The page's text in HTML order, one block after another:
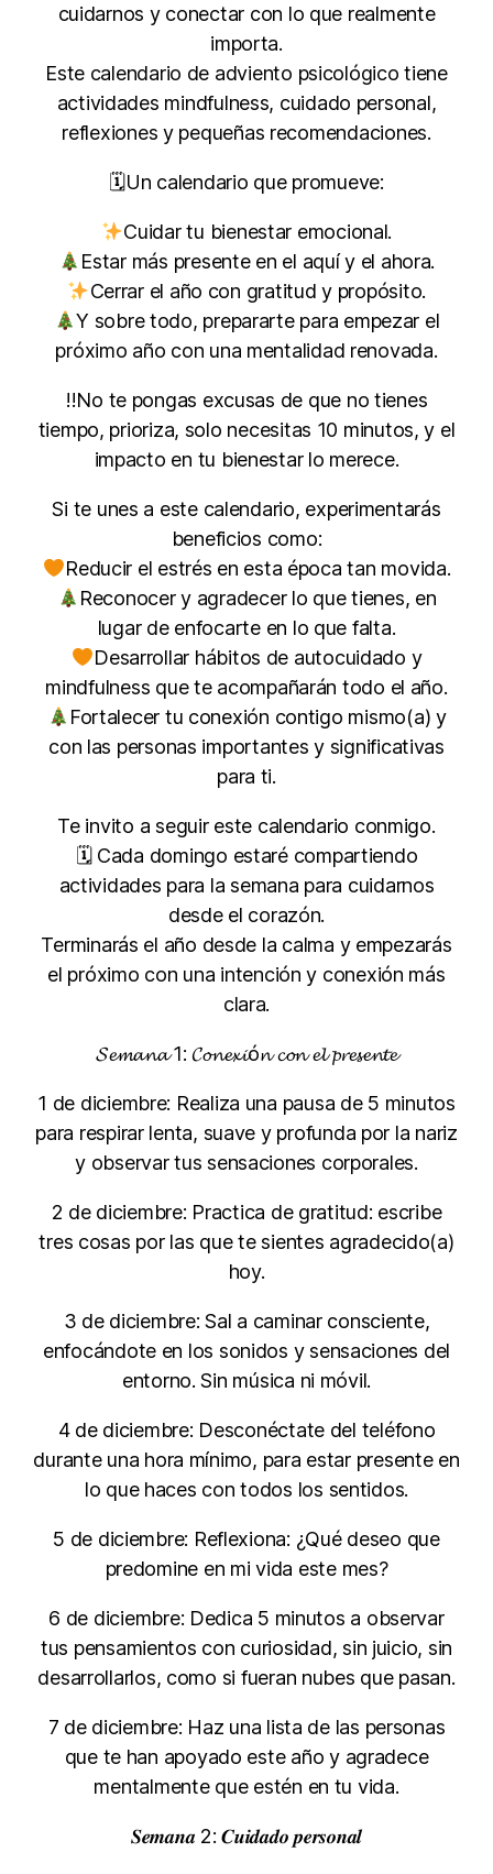
cuidarnos y conectar con lo que realmente
importa.
Este calendario de adviento psicológico tiene
actividades mindfulness, cuidado personal,
reflexiones y pequeñas recomendaciones.
🗓Un calendario que promueve:
Cuidar tu bienestar emocional.
Estar más presente en el aquí y el ahora.
Cerrar el año con gratitud y propósito.
Y sobre todo, prepararte para empezar el
próximo año con una mentalidad renovada.
‼No te pongas excusas de que no tienes
tiempo, prioriza, solo necesitas 10 minutos, y el
impacto en tu bienestar lo merece.
Si te unes a este calendario, experimentarás
beneficios como:
Reducir el estrés en esta época tan movida.
Reconocer y agradecer lo que tienes, en
lugar de enfocarte en lo que falta.
Desarrollar hábitos de autocuidado y
mindfulness que te acompañarán todo el año.
Fortalecer tu conexión contigo mismo(a) y
con las personas importantes y significativas
para ti.
Te invito a seguir este calendario conmigo.
🗓 Cada domingo estaré compartiendo
actividades para la semana para cuidarnos
desde el corazón.
Terminarás el año desde la calma y empezarás
el próximo con una intención y conexión más
clara.
𝓢𝓮𝓶𝓪𝓷𝓪 1: 𝓒𝓸𝓷𝓮𝔁𝓲ó𝓷 𝓬𝓸𝓷 𝓮𝓵 𝓹𝓻𝓮𝓼𝓮𝓷𝓽𝓮
1 de diciembre: Realiza una pausa de 5 minutos
para respirar lenta, suave y profunda por la nariz
y observar tus sensaciones corporales.
2 de diciembre: Practica de gratitud: escribe
tres cosas por las que te sientes agradecido(a)
hoy.
3 de diciembre: Sal a caminar consciente,
enfocándote en los sonidos y sensaciones del
entorno. Sin música ni móvil.
4 de diciembre: Desconéctate del teléfono
durante una hora mínimo, para estar presente en
lo que haces con todos los sentidos.
5 de diciembre: Reflexiona: ¿Qué deseo que
predomine en mi vida este mes?
6 de diciembre: Dedica 5 minutos a observar
tus pensamientos con curiosidad, sin juicio, sin
desarrollarlos, como si fueran nubes que pasan.
7 de diciembre: Haz una lista de las personas
que te han apoyado este año y agradece
mentalmente que estén en tu vida.
𝑺𝒆𝒎𝒂𝒏𝒂 2: 𝑪𝒖𝒊𝒅𝒂𝒅𝒐 𝒑𝒆𝒓𝒔𝒐𝒏𝒂𝒍